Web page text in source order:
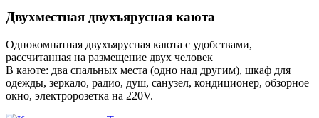
Двухместная двухъярусная каюта
Однокомнатная двухъярусная каюта с удобствами,
рассчитанная на размещение двух человек
В каюте: два спальных места (одно над другим), шкаф для
одежды, зеркало, радио, душ, санузел, кондиционер, обзорное
окно, электророзетка на 220V.